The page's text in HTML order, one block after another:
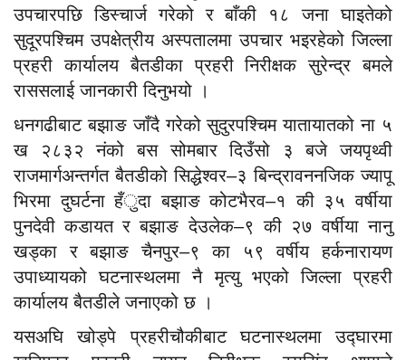
उपचारपछि डिस्चार्ज गरेको र बाँकी १८ जना घाइतेको
सुदूरपश्चिम उपक्षेत्रीय अस्पतालमा उपचार भइरहेको जिल्ला
प्रहरी कार्यालय बैतडीका प्रहरी निरीक्षक सुरेन्द्र बमले
राससलाई जानकारी दिनुभयो ।
धनगढीबाट बझाङ जाँदै गरेको सुदुरपश्चिम यातायातको ना ५
ख २८३२ नंको बस सोमबार दिउँसो ३ बजे जयपृथ्वी
राजमार्गअन्तर्गत बैतडीको सिद्धेश्वर–३ बिन्द्रावननजिक ज्यापू
भिरमा दुघर्टना हँुदा बझाङ कोटभैरव–१ की ३५ वर्षीया
पुनदेवी कडायत र बझाङ देउलेक–९ की २७ वर्षीया नानु
खड्का र बझाङ चैनपुर–९ का ५९ वर्षीय हर्कनारायण
उपाध्यायको घटनास्थलमा नै मृत्यु भएको जिल्ला प्रहरी
कार्यालय बैतडीले जनाएको छ ।
यसअघि खोड्पे प्रहरीचौकीबाट घटनास्थलमा उद्घारमा